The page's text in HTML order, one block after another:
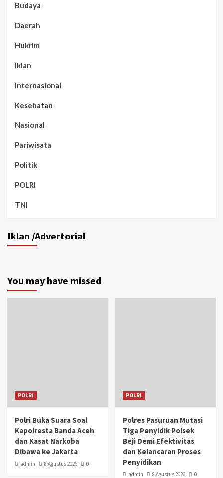
Budaya
Daerah
Hukrim
Iklan
Internasional
Kesehatan
Nasional
Pariwisata
Politik
POLRI
TNI
Iklan /Advertorial
You may have missed
POLRI
Polri Buka Suara Soal
Kapolresta Banda Aceh
dan Kasat Narkoba
Dibawa ke Jakarta
admin 8 Agustus 2026 0
POLRI
Polres Pasuruan Mutasi
Tiga Penyidik Polsek
Beji Demi Efektivitas
dan Kelancaran Proses
Penyidikan
admin 8 Agustus 2026 0